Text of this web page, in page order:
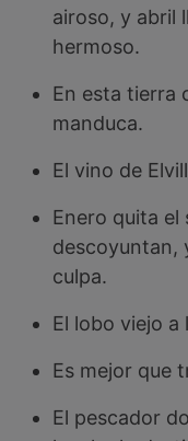
airoso, y abril
hermoso.
En esta tierra
manduca.
El vino de
Enero quita
descoyuntan,
culpa.
El lobo viejo a
Es mejor que
El pescador